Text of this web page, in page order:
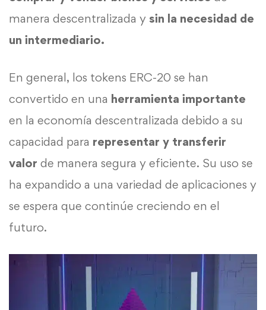
manera descentralizada y sin la necesidad de
un intermediario.
En general, los tokens ERC-20 se han
convertido en una herramienta importante
en la economía descentralizada debido a su
capacidad para representar y transferir
valor de manera segura y eficiente. Su uso se
ha expandido a una variedad de aplicaciones y
se espera que continúe creciendo en el
futuro.